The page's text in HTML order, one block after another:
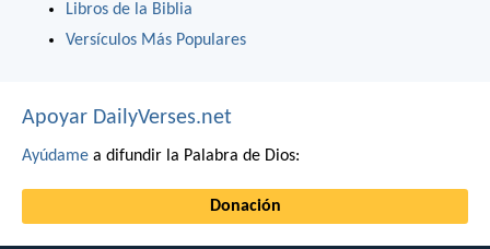
Libros de la Biblia
Versículos Más Populares
Apoyar DailyVerses.net
Ayúdame a difundir la Palabra de Dios:
Donación